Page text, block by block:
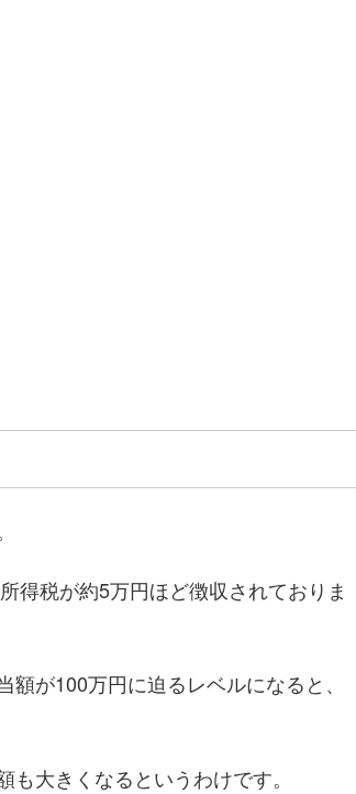
得税が約5万円ほど徴収されておりま
が100万円に迫るレベルになると、
大きくなるというわけです。